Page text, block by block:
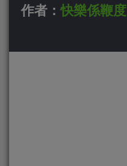
作者：快樂係鞭度